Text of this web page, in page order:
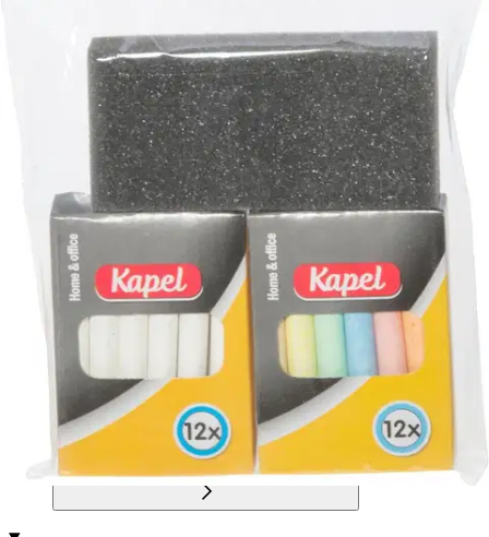
Verkkokaupan hinta
Valitse toimitustapa
Nouto myymälästä
Ilmainen
Siirry valitsemaan myymälä
Toimitus
Kotiin tai noutopisteeseenAlk. 0 €
Ilmainen toimitus yli 100 €:n tilauksille
Postin pakettiautomaattiin tai
palvelupisteeseen!
Etu ei koske Suuri‑lisäpalvelulla toimitettavia tuotteita.
Tarkista myymäläsaatavuus